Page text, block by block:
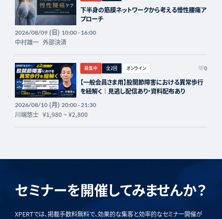
下半身の筋膜ネットワークから考える慢性腰痛ア
プローチ
2026/08/09(日) 10:00 - 16:00
中村雄一 外部決済
募集中 全2回 オンライン 0
【一般会員さま用】股関節障害における異常歩行
を紐解く｜見逃し配信あり・資料配布あり
2026/08/10(月) 20:00 - 21:30
川端悠士 ¥1,980~¥2,800
セミナーを開催してみませんか？
XPERTでは、掲載手数料無料で、効果的な集客と効率的なセミナー開催が